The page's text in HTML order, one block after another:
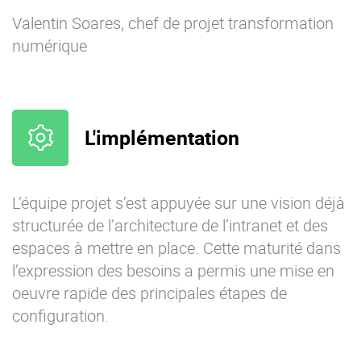
Valentin Soares, chef de projet transformation
numérique
L'implémentation
L’équipe projet s’est appuyée sur une vision déjà
structurée de l’architecture de l’intranet et des
espaces à mettre en place. Cette maturité dans
l’expression des besoins a permis une mise en
oeuvre rapide des principales étapes de
configuration.